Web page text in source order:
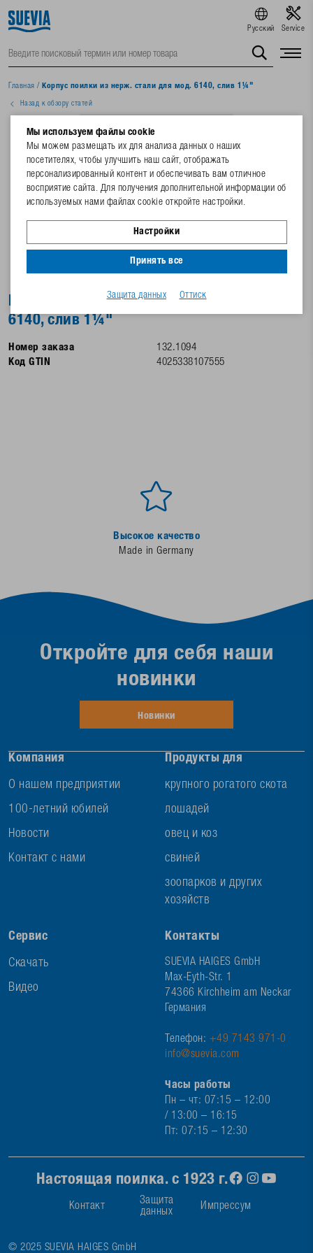
Русский Service
Главная / Корпус поилки из нерж. стали для мод. 6140, слив 1¼"
Назад к обзору статей
Корпус поилки из нерж. стали для мод.
6140, слив 1¼"
Номер заказа
132.1094
Код GTIN
4025338107555
Высокое качество
Made in Germany
Компания
О нашем предприятии
100-летний юбилей
Новости
Контакт с нами
Продукты для
крупного рогатого скота
лошадей
овец и коз
свиней
зоопарков и других
хозяйств
Сервис
Скачать
Видео
Контакты
SUEVIA HAIGES GmbH
Max-Eyth-Str. 1
74366 Kirchheim am Neckar
Германия
Телефон: +49 7143 971-0
info@suevia.com
Часы работы
Пн – чт: 07:15 – 12:00
/ 13:00 – 16:15
Пт: 07:15 – 12:30
Откройте для себя наши
новинки
Новинки
Настоящая поилка. с 1923 г.
Контакт
Защита
данных
Импрессум
© 2025 SUEVIA HAIGES GmbH
Мы используем файлы cookie
Мы можем размещать их для анализа данных о наших
посетителях, чтобы улучшить наш сайт, отображать
персонализированный контент и обеспечивать вам отличное
восприятие сайта. Для получения дополнительной информации об
используемых нами файлах cookie откройте настройки.
Настройки
Принять все
Защита данных Оттиск